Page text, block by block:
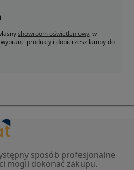
showroom oświetleniowy, w
produkty i dobierzesz lampy do
sposób profesjonalne
mogli dokonać zakupu.